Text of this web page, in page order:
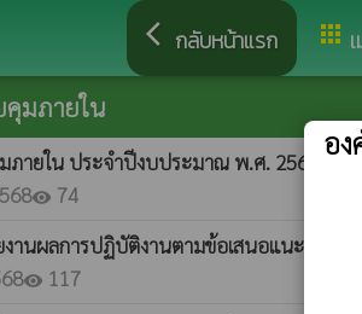
arrow_back_ios กลับหน้าแรก apps
มภายใน
ภายใน ประจำปีงบประมาณ พ.ศ. 2568
visibility 74
งานผลการปฏิบัติงานตามข้อเสนอแนะของห
visibility 117
อ